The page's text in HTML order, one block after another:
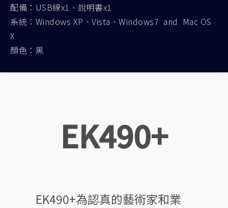
配備：USB線x1、說明書x1
系統：Windows XP、Vista、Windows7 and Mac OS
X
顏色：黑
EK490+
EK490+為認真的藝術家和業